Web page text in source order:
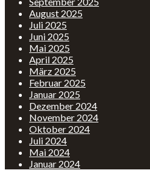
August 2025
Juli 2025
Juni 2025
Mai 2025
April 2025
März 2025
Februar 2025
Januar 2025
Dezember 2024
November 2024
Oktober 2024
Juli 2024
Mai 2024
Januar 2024